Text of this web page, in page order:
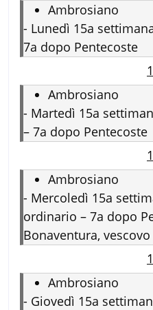
Ambrosiano
- Lunedì 15a
7a dopo Pentecoste
Ambrosiano
- Martedì 15a
– 7a dopo Pentecoste
Ambrosiano
- Mercoledì 15a
ordinario – 7a dopo
Bonaventura, vescovo
Ambrosiano
- Giovedì 15a